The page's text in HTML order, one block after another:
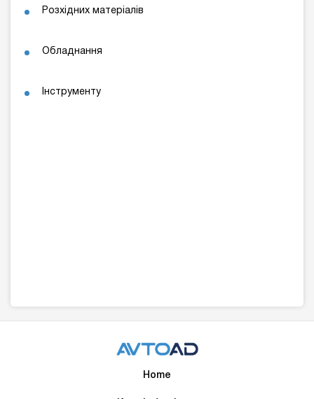
Розхідних матеріалів
Обладнання
Інструменту
Home